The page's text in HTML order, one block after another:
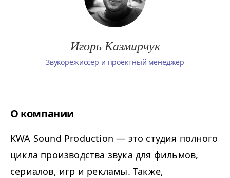
Игорь Казмирчук
Звукорежиссер и проектный менеджер
О компании
KWA Sound Production — это студия полного
цикла производства звука для фильмов,
сериалов, игр и рекламы. Также,